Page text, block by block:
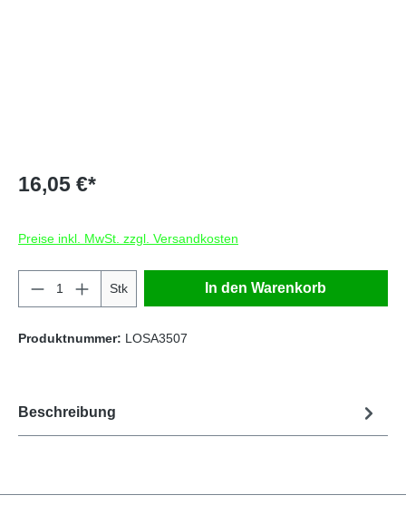
16,05 €*
Preise inkl. MwSt. zzgl. Versandkosten
Produkt Anzahl: Gib den gewünschten
Stk In den Warenkorb
Produktnummer: LOSA3507
Beschreibung